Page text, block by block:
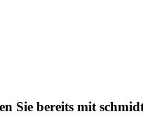
Sie bereits mit